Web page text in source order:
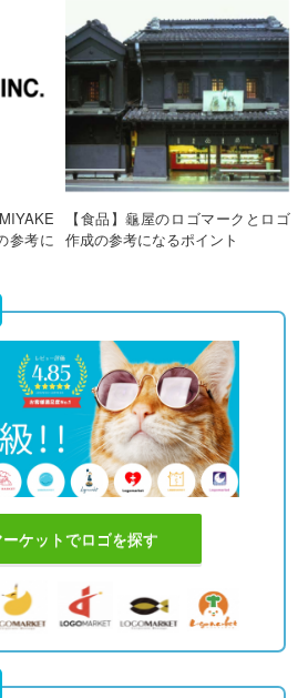
参考に
【食品】龜屋のロゴマークとロゴ
作成の参考になるポイント
ーケットでロゴを探す